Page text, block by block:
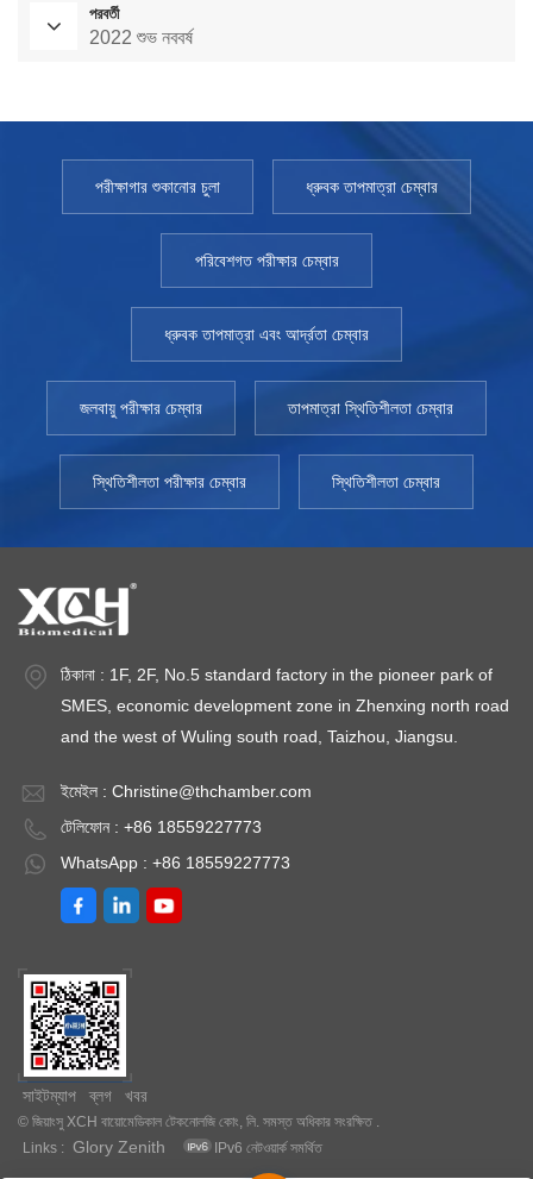
পরবর্তী
2022 শুভ নববর্ষ
পরীক্ষাগার শুকানোর চুলা ধ্রুবক তাপমাত্রা চেম্বার
পরিবেশগত পরীক্ষার চেম্বার
ধ্রুবক তাপমাত্রা এবং আর্দ্রতা চেম্বার
জলবায়ু পরীক্ষার চেম্বার তাপমাত্রা স্থিতিশীলতা চেম্বার
স্থিতিশীলতা পরীক্ষার চেম্বার স্থিতিশীলতা চেম্বার
ঠিকানা : 1F, 2F, No.5 standard factory in the pioneer park of
SMES, economic development zone in Zhenxing north road
and the west of Wuling south road, Taizhou, Jiangsu.
ইমেইল : Christine@thchamber.com
টেলিফোন : +86 18559227773
WhatsApp : +86 18559227773
সাইটম্যাপ ব্লগ খবর
© জিয়াংসু XCH বায়োমেডিকাল টেকনোলজি কোং, লি. সমস্ত অধিকার সংরক্ষিত .
Links :
Glory Zenith IPv6 নেটওয়ার্ক সমর্থিত